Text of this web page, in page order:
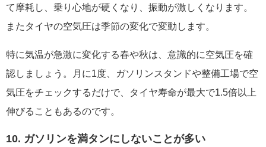
て摩耗し、乗り心地が硬くなり、振動が激しくなります。
またタイヤの空気圧は季節の変化で変動します。
特に気温が急激に変化する春や秋は、意識的に空気圧を確
認しましょう。月に1度、ガソリンスタンドや整備工場で空
気圧をチェックするだけで、タイヤ寿命が最大で1.5倍以上
伸びることもあるのです。
10. ガソリンを満タンにしないことが多い